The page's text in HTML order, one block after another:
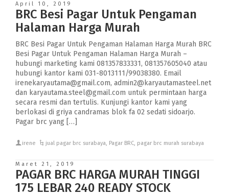
April 10, 2019
BRC Besi Pagar Untuk Pengaman
Halaman Harga Murah
BRC Besi Pagar Untuk Pengaman Halaman Harga Murah BRC
Besi Pagar Untuk Pengaman Halaman Harga Murah –
hubungi marketing kami 081357833331, 081357605040 atau
hubungi kantor kami 031-8013111/99038380. Email
irenekaryautama@gmail.com, admin2@karyautamasteel.net
dan karyautama.steel@gmail.com untuk permintaan harga
secara resmi dan tertulis. Kunjungi kantor kami yang
berlokasi di griya candramas blok fa 02 sedati sidoarjo.
Pagar brc yang […]
irene jual pagar brc surabaya, Pagar BRC, pagar brc murah surabaya
Maret 21, 2019
PAGAR BRC HARGA MURAH TINGGI
175 LEBAR 240 READY STOCK